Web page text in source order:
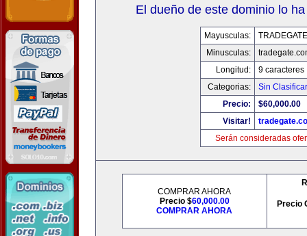
El dueño de este dominio lo
Mayusculas:
Minusculas:
Longitud:
9 caracteres
Categorias:
Sin Clasificar
Precio:
$60,000.00
Visitar!
Serán consideradas
COMPRAR AHORA
Precio $60,000.00
COMPRAR AHORA
Precio